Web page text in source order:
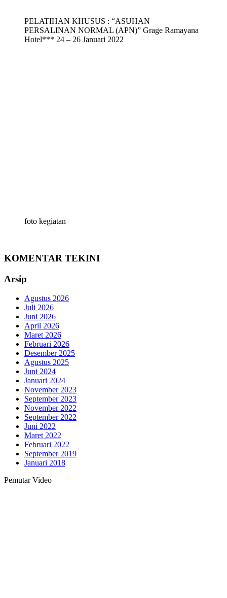
PELATIHAN KHUSUS : “ASUHAN
PERSALINAN NORMAL (APN)” Grage Ramayana
Hotel*** 24 – 26 Januari 2022
foto kegiatan
KOMENTAR TEKINI
Arsip
Agustus 2026
Juli 2026
Juni 2026
April 2026
Maret 2026
Februari 2026
Desember 2025
Agustus 2025
Juni 2024
Januari 2024
November 2023
September 2023
November 2022
September 2022
Juni 2022
Maret 2022
Februari 2022
September 2019
Januari 2018
Pemutar Video